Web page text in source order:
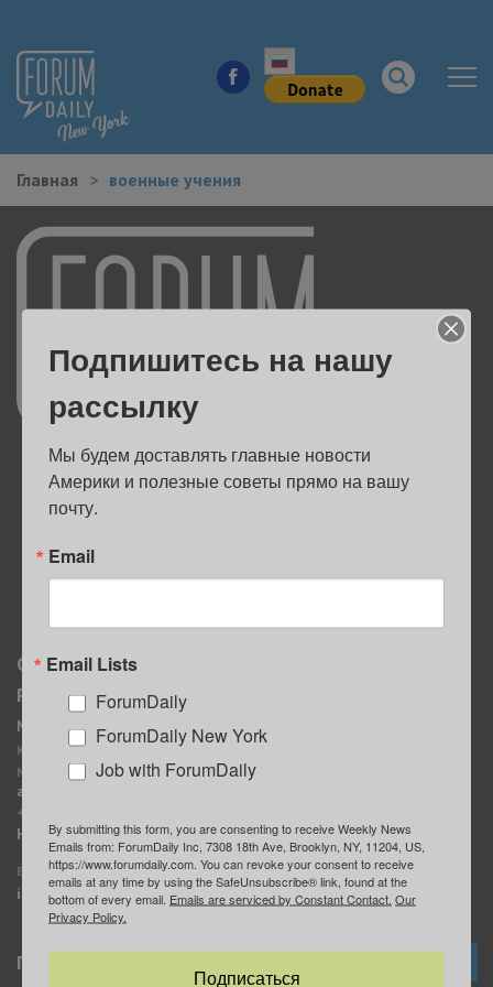
КУДА ПОЙТИ В ГОРОДЕ
ЗДОРОВЬЕ
РАБОТА И БИЗНЕС
ЖИЛЬЕ
ОБРАЗОВАНИЕ
Главная военные учения
О нас
Реклама
MediaKit
Контактное лицо:
Марина Баранчук
ad@forumdaily.com
+1 347-604-1261
Наши рекламодатели
E-mail редакции:
info@forumdaily.com
Группа “ИЩУ СОВЕТА”
ForumDaily
Подписка
Подпишитесь на нашу
рассылку
Мы будем доставлять главные новости
Америки и полезные советы прямо на вашу
почту.
Email
Email Lists
ForumDaily
ForumDaily New York
Job with ForumDaily
By submitting this form, you are consenting to receive Weekly News
Emails from: ForumDaily Inc, 7308 18th Ave, Brooklyn, NY, 11204, US,
https://www.forumdaily.com. You can revoke your consent to receive
emails at any time by using the SafeUnsubscribe® link, found at the
bottom of every email. Emails are serviced by Constant Contact. Our
Privacy Policy.
Подписаться